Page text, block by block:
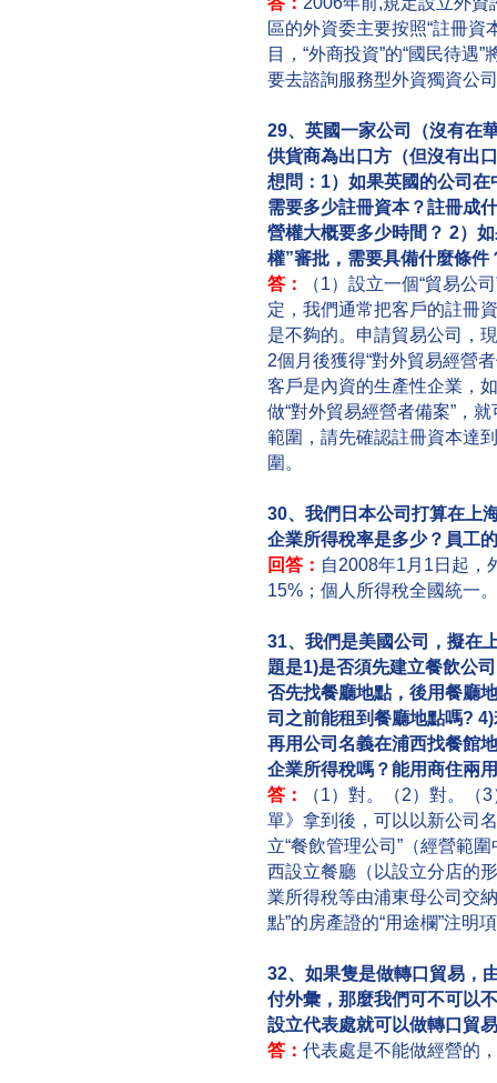
區的外資委主要按照“註冊資
目，“外商投資”的“國民待遇
要去諮詢服務型外資獨資公
29、英國一家公司（沒有在
供貨商為出口方（但沒有出
想問：1）如果英國的公司
需要多少註冊資本？註冊成
營權大概要多少時間？ 2）
權”審批，需要具備什麼條件
答：
（1）設立一個“貿易公
定，我們通常把客戶的註冊
是不夠的。申請貿易公司，
2個月後獲得“對外貿易經營
客戶是內資的生產性企業，
做“對外貿易經營者備案”，
範圍，請先確認註冊資本達
圍。
30、我們日本公司打算在上
企業所得稅率是多少？員工
回答： 自2008年1月1日起，
15%；個人所得稅全國統一。
31、我們是美國公司，擬在
題是1)是否須先建立餐飲公
否先找餐廳地點，後用餐廳
司之前能租到餐廳地點嗎?
再用公司名義在浦西找餐館
企業所得稅嗎？能用商住兩
答：
（1）對。（2）對。（
單》拿到後，可以以新公司
立“餐飲管理公司”（經營範
西設立餐廳（以設立分店的
業所得稅等由浦東母公司交
點”的房產證的“用途欄”注明
32、如果隻是做轉口貿易，
付外彙，那麼我們可不可以
設立代表處就可以做轉口貿
答： 代表處是不能做經營的